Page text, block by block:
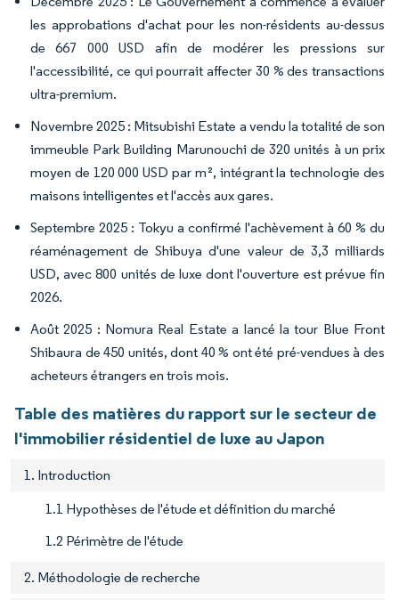
les approbations d'achat pour les non-résidents au-dessus
de 667 000 USD afin de modérer les pressions sur
l'accessibilité, ce qui pourrait affecter 30 % des transactions
ultra-premium.
Novembre 2025 : Mitsubishi Estate a vendu la totalité de son
immeuble Park Building Marunouchi de 320 unités à un prix
moyen de 120 000 USD par m², intégrant la technologie des
maisons intelligentes et l'accès aux gares.
Septembre 2025 : Tokyu a confirmé l'achèvement à 60 % du
réaménagement de Shibuya d'une valeur de 3,3 milliards
USD, avec 800 unités de luxe dont l'ouverture est prévue fin
2026.
Août 2025 : Nomura Real Estate a lancé la tour Blue Front
Shibaura de 450 unités, dont 40 % ont été pré-vendues à des
acheteurs étrangers en trois mois.
Table des matières du rapport sur le secteur de
l'immobilier résidentiel de luxe au Japon
1. Introduction
1.1 Hypothèses de l'étude et définition du marché
1.2 Périmètre de l'étude
2. Méthodologie de recherche